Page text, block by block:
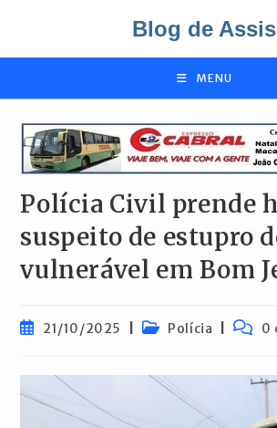
o
Blog de Assis
MENU
Polícia Civil prende
suspeito de estupro
vulnerável em Bom
Post21/10/2025
Categoria
Polícia 0